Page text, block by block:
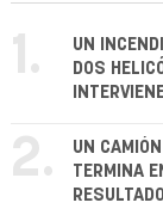
1.
UN
DOS
2.
UN
TERMINA